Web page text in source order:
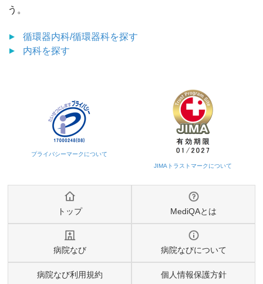
う。
循環器内科/循環器科を探す
内科を探す
トップ MediQAとは
病院なび 病院なびについて
病院なび利用規約 個人情報保護方針